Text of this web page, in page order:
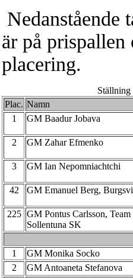
Nedanstående
är på prispallen
placering.
Ställning
Plac. Namn
1
GM Baadur Jobava
2 GM Zahar Efmenko
3 GM Ian Nepomniachtchi
42 GM Emanuel Berg,
225 GM Pontus Carlsson,
Sollentuna SK
1
GM Monika Socko
2
GM Antoaneta Stefanova